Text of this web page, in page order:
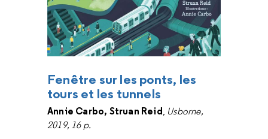
Fenêtre sur les ponts, les
tours et les tunnels
Annie Carbo, Struan Reid, Usborne,
2019, 16 p.